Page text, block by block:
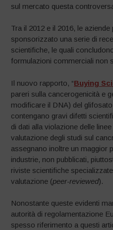
sul mercato questa
Tra il 2012 e il 2016, le
sponsorizzato una serie di
scientifiche, le quali
formulazioni commerciali non
Il nuovo rapporto, “Buying
pareri sulla cancerogenicità e
modificare il DNA) del
contengano gravi difetti
di dati alla violazione delle
valutazione degli studi sul
assegnano inoltre un maggior
industrie, non pubblicati,
riviste scientifiche
valutazione (peer-reviewed).
Nonostante queste evidenti
autorità di regolamentazione
spesso riferimento a questi